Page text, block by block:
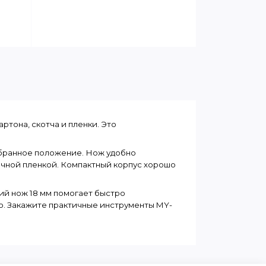
скотча и пленки. Это
положение. Нож удобно
пленкой. Компактный корпус хорошо
нож 18 мм помогает быстро
Закажите практичные инструменты MY-